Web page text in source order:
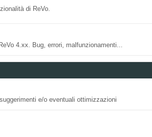
di ReVo.
4.xx. Bug, errori, malfunzionamenti...
e/o eventuali ottimizzazioni